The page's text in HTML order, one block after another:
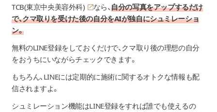
TCB(東京中央美容外科)
なら、自分の写真をアップするだけ
で、クマ取りを受けた後の自分をAIが独自にシュミレーショ
ン。
無料のLINE登録をしておくだけで、クマ取り後の理想の自分
をおうちにいながらチェックできます。
もちろん、LINEには定期的に施術に関するオトクな情報も配
信されますよ。
シュミレーション機能はLINE登録をすれば誰でも使えるの